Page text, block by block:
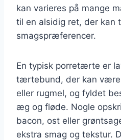
kan varieres på mange
til en alsidig ret, der kan
smagspræferencer.
En typisk porretærte er
tærtebund, der kan være
eller rugmel, og fyldet
æg og fløde. Nogle
bacon, ost eller
ekstra smag og tekstur.